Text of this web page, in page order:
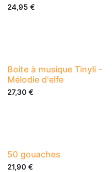
24,95 €
Boite à musique Tinyli -
Mélodie d'elfe
27,30 €
50 gouaches
21,90 €